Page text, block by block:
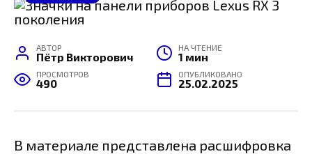
АВТОР
Пётр Викторович
НА ЧТЕНИЕ
1 мин
ПРОСМОТРОВ
490
ОПУБЛИКОВАНО
25.02.2025
В материале представлена расшифровка